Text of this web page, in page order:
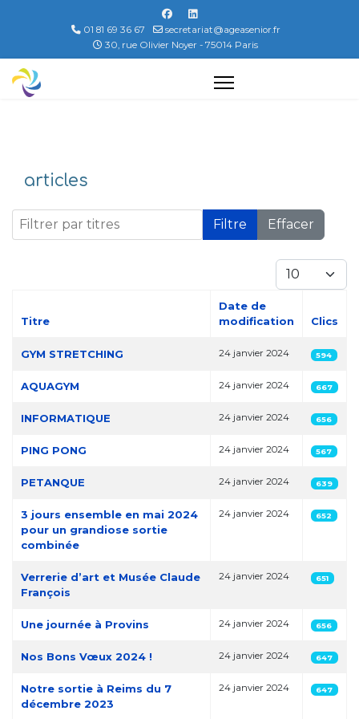
01 81 69 36 67
secretariat@ageasenior.fr
30, rue Olivier Noyer - 75014 Paris
articles
Filtrer par titres
Filtre Effacer
Afficher #
Titre
Date de
modification
Clics
GYM STRETCHING 24 janvier 2024 594
AQUAGYM 24 janvier 2024 667
INFORMATIQUE 24 janvier 2024 656
PING PONG 24 janvier 2024 567
PETANQUE 24 janvier 2024 639
3 jours ensemble en mai 2024
pour un grandiose sortie
combinée
24 janvier 2024 652
Verrerie d’art et Musée Claude
François
24 janvier 2024 651
Une journée à Provins 24 janvier 2024 656
Nos Bons Vœux 2024 ! 24 janvier 2024 647
Notre sortie à Reims du 7
décembre 2023
24 janvier 2024 647